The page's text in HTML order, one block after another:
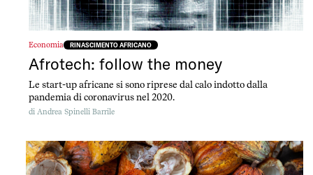
Economia RINASCIMENTO AFRICANO
Afrotech: follow the money
Le start-up africane si sono riprese dal calo indotto dalla
pandemia di coronavirus nel 2020.
di Andrea Spinelli Barrile